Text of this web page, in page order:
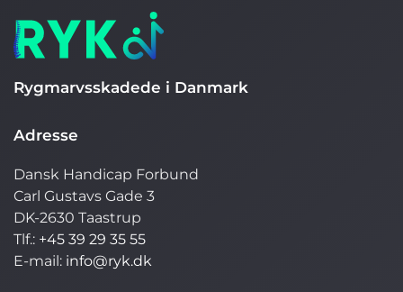
Rygmarvsskadede i Danmark
Adresse
Dansk Handicap Forbund
Carl Gustavs Gade 3
DK-2630 Taastrup
Tlf.: +45 39 29 35 55
E-mail: info@ryk.dk